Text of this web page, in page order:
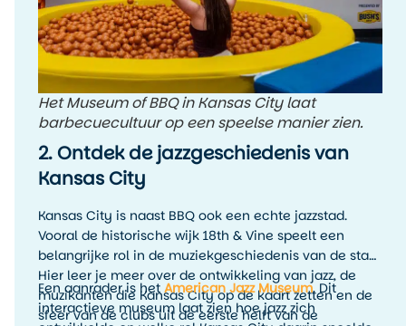
Het Museum of BBQ in Kansas City laat
barbecuecultuur op een speelse manier zien.
2. Ontdek de jazzgeschiedenis van
Kansas City
Kansas City is naast BBQ ook een echte jazzstad.
Vooral de historische wijk 18th & Vine speelt een
belangrijke rol in de muziekgeschiedenis van de stad.
Hier leer je meer over de ontwikkeling van jazz, de
muzikanten die Kansas City op de kaart zetten en de
sfeer van de clubs uit de eerste helft van de
Een aanrader is hetAmerican Jazz Museum. Dit
interactieve museum laat zien hoe jazz zich